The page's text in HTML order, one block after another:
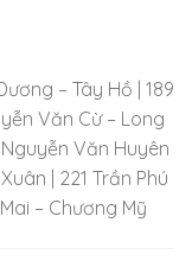
– Tây Hồ | 189
Văn Cừ – Long
Nguyễn Văn Huyên
| 221 Trần Phú
– Chương Mỹ